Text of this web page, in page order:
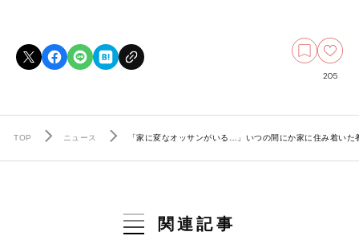
205
TOP ニュース 「家に変なオッサンがいる…」いつの間にか家に住み着い
関連記事